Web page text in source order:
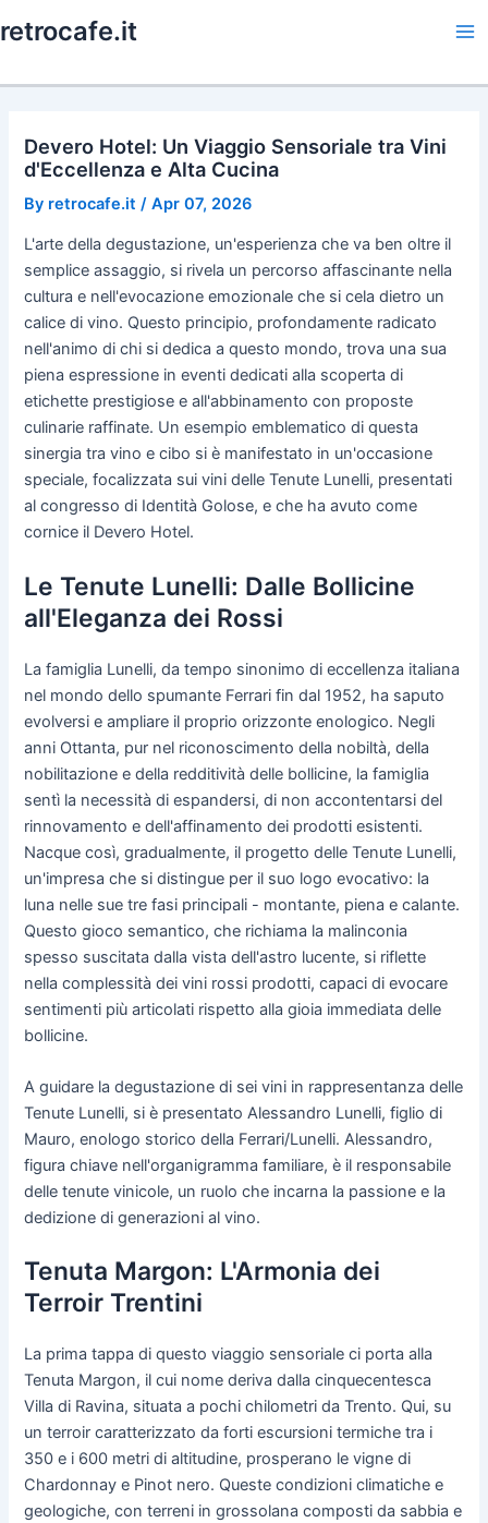
to
retrocafe.it
Devero Hotel: Un Viaggio Sensoriale tra Vini
d'Eccellenza e Alta Cucina
By retrocafe.it /Apr 07, 2026
L'arte della degustazione, un'esperienza che va ben oltre il
semplice assaggio, si rivela un percorso affascinante nella
cultura e nell'evocazione emozionale che si cela dietro un
calice di vino. Questo principio, profondamente radicato
nell'animo di chi si dedica a questo mondo, trova una sua
piena espressione in eventi dedicati alla scoperta di
etichette prestigiose e all'abbinamento con proposte
culinarie raffinate. Un esempio emblematico di questa
sinergia tra vino e cibo si è manifestato in un'occasione
speciale, focalizzata sui vini delle Tenute Lunelli, presentati
al congresso di Identità Golose, e che ha avuto come
cornice il Devero Hotel.
Le Tenute Lunelli: Dalle Bollicine
all'Eleganza dei Rossi
La famiglia Lunelli, da tempo sinonimo di eccellenza italiana
nel mondo dello spumante Ferrari fin dal 1952, ha saputo
evolversi e ampliare il proprio orizzonte enologico. Negli
anni Ottanta, pur nel riconoscimento della nobiltà, della
nobilitazione e della redditività delle bollicine, la famiglia
sentì la necessità di espandersi, di non accontentarsi del
rinnovamento e dell'affinamento dei prodotti esistenti.
Nacque così, gradualmente, il progetto delle Tenute Lunelli,
un'impresa che si distingue per il suo logo evocativo: la
luna nelle sue tre fasi principali - montante, piena e calante.
Questo gioco semantico, che richiama la malinconia
spesso suscitata dalla vista dell'astro lucente, si riflette
nella complessità dei vini rossi prodotti, capaci di evocare
sentimenti più articolati rispetto alla gioia immediata delle
bollicine.
A guidare la degustazione di sei vini in rappresentanza delle
Tenute Lunelli, si è presentato Alessandro Lunelli, figlio di
Mauro, enologo storico della Ferrari/Lunelli. Alessandro,
figura chiave nell'organigramma familiare, è il responsabile
delle tenute vinicole, un ruolo che incarna la passione e la
dedizione di generazioni al vino.
Tenuta Margon: L'Armonia dei
Terroir Trentini
La prima tappa di questo viaggio sensoriale ci porta alla
Tenuta Margon, il cui nome deriva dalla cinquecentesca
Villa di Ravina, situata a pochi chilometri da Trento. Qui, su
un terroir caratterizzato da forti escursioni termiche tra i
350 e i 600 metri di altitudine, prosperano le vigne di
Chardonnay e Pinot nero. Queste condizioni climatiche e
geologiche, con terreni in grossolana composti da sabbia e